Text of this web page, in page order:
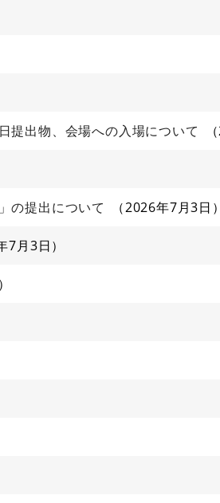
提出物、会場への入場について
の提出について 2026年7月3日
7月3日